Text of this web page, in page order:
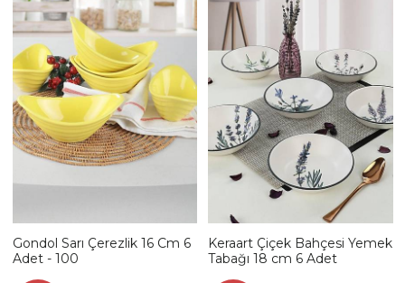
Gondol Sarı Çerezlik 16 Cm 6
Adet - 100
Keraart Çiçek Bahçesi Yemek
Tabağı 18 cm 6 Adet